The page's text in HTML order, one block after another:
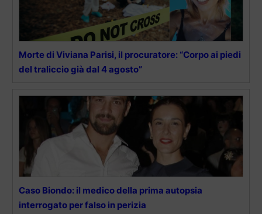
Morte di Viviana Parisi, il procuratore: “Corpo ai piedi
del traliccio già dal 4 agosto”
Caso Biondo: il medico della prima autopsia
interrogato per falso in perizia